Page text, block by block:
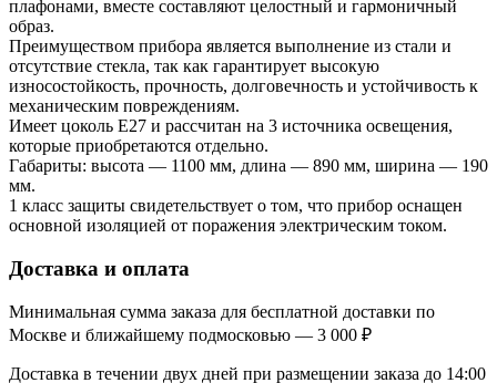
плафонами, вместе составляют целостный и гармоничный
образ.
Преимуществом прибора является выполнение из стали и
отсутствие стекла, так как гарантирует высокую
износостойкость, прочность, долговечность и устойчивость к
механическим повреждениям.
Имеет цоколь Е27 и рассчитан на 3 источника освещения,
которые приобретаются отдельно.
Габариты: высота — 1100 мм, длина — 890 мм, ширина — 190
мм.
1 класс защиты свидетельствует о том, что прибор оснащен
основной изоляцией от поражения электрическим током.
Доставка и оплата
Минимальная сумма заказа для бесплатной доставки по
Москве и ближайшему подмосковью — 3 000 ₽
Доставка в течении двух дней при размещении заказа до 14:00